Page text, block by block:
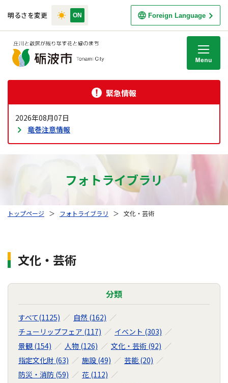
明るさを変更 Foreign Language
緊急情報
2026年08月07日
竜巻注意情報
フォトライブラリ
トップページ ＞ フォトライブラリ ＞ 文化・芸術
文化・芸術
分類
すべて(1125)
自然 (162)
チューリップフェア (117)
イベント (303)
景観 (154)
人物 (126)
文化・芸術 (92)
指定文化財 (63)
施設 (49)
芸能 (20)
防災・消防 (59)
花 (112)